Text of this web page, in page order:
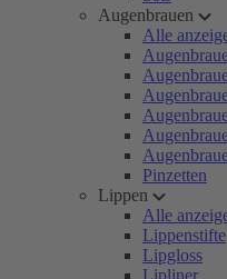
Augenbrauen
Alle
Pinzetten
Lippen
Alle
Lippenstifte
Lipgloss
Lipliner